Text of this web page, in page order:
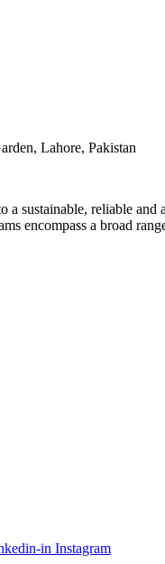
Lahore, Pakistan
a sustainable, reliable and
encompass a broad
in Instagram